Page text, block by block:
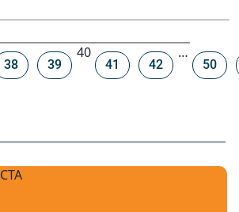
38 39
40
41 42
…
50